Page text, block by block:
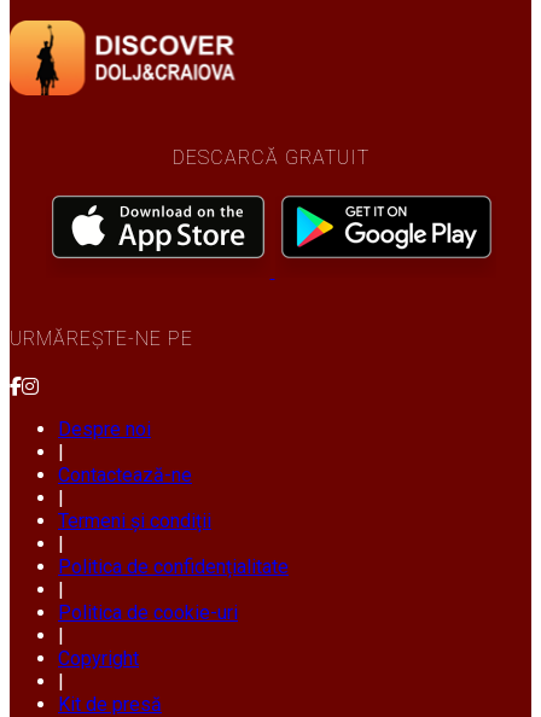
DESCARCĂ GRATUIT
URMĂREȘTE-NE PE
Despre noi
Contactează-ne
Termeni și condiții
Politica de confidențialitate
Politica de cookie-uri
Copyright
Kit de presă